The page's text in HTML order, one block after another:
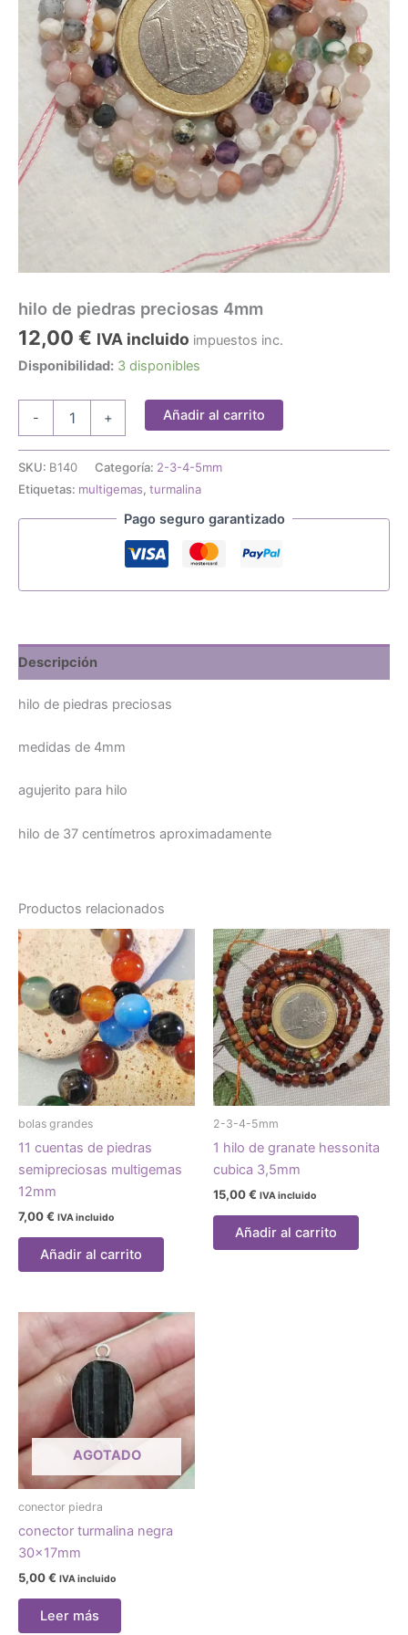
hilo de piedras preciosas 4mm
12,00 € IVA incluido impuestos inc.
Disponibilidad: 3 disponibles
-
preciosas
cantidad
+ Añadir al carrito
SKU: B140 Categoría: 2-3-4-5mm
Etiquetas: multigemas, turmalina
Pago seguro garantizado
Descripción
hilo de piedras preciosas
medidas de 4mm
agujerito para hilo
hilo de 37 centímetros aproximadamente
Productos relacionados
bolas grandes
11 cuentas de piedras
semipreciosas multigemas
12mm
7,00€ IVA incluido
Añadir al carrito
2-3-4-5mm
1 hilo de granate hessonita
cubica 3,5mm
15,00€ IVA incluido
Añadir al carrito
AGOTADO
conector piedra
conector turmalina negra
30x17mm
5,00€ IVA incluido
Leer más